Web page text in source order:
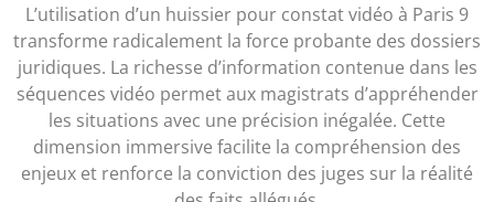
L’utilisation d’un huissier pour constat vidéo à Paris 9
transforme radicalement la force probante des dossiers
juridiques. La richesse d’information contenue dans les
séquences vidéo permet aux magistrats d’appréhender
les situations avec une précision inégalée. Cette
dimension immersive facilite la compréhension des
enjeux et renforce la conviction des juges sur la réalité